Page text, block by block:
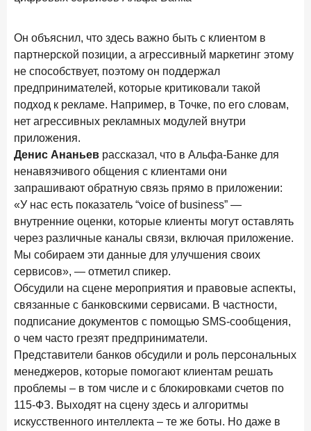
Он объяснил, что здесь важно быть с клиентом в
партнерской позиции, а агрессивный маркетинг этому
не способствует, поэтому он поддержал
предпринимателей, которые критиковали такой
подход к рекламе. Например, в Точке, по его словам,
нет агрессивных рекламных модулей внутри
приложения.
Денис Ананьев рассказал, что в Альфа-Банке для
ненавязчивого общения с клиентами они
запрашивают обратную связь прямо в приложении:
«У нас есть показатель “voice of business” —
внутренние оценки, которые клиенты могут оставлять
через различные каналы связи, включая приложение.
Мы собираем эти данные для улучшения своих
сервисов», — отметил спикер.
Обсудили на сцене мероприятия и правовые аспекты,
связанные с банковскими сервисами. В частности,
подписание документов с помощью SMS-сообщения,
о чем часто грезят предприниматели.
Представители банков обсудили и роль персональных
менеджеров, которые помогают клиентам решать
проблемы – в том числе и с блокировками счетов по
115-ФЗ. Выходят на сцену здесь и алгоритмы
искусственного интеллекта – те же боты. Но даже в